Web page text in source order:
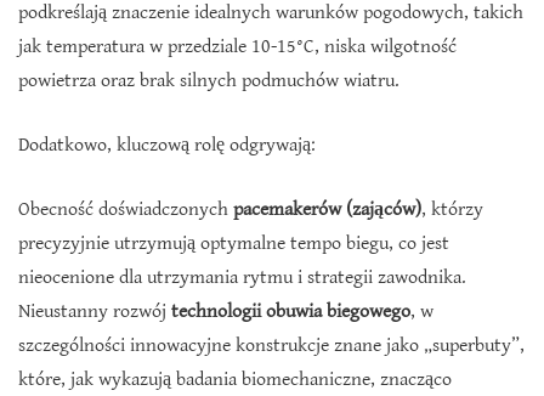
podkreślają znaczenie idealnych warunków pogodowych, takich
jak temperatura w przedziale 10-15°C, niska wilgotność
powietrza oraz brak silnych podmuchów wiatru.
Dodatkowo, kluczową rolę odgrywają:
Obecność doświadczonych pacemakerów (zająców), którzy
precyzyjnie utrzymują optymalne tempo biegu, co jest
nieocenione dla utrzymania rytmu i strategii zawodnika.
Nieustanny rozwój technologii obuwia biegowego, w
szczególności innowacyjne konstrukcje znane jako „superbuty”,
które, jak wykazują badania biomechaniczne, znacząco